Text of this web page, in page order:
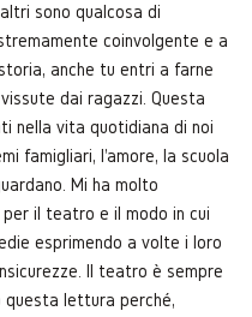
sono qualcosa di
coinvolgente e a
anche tu entri a farne
dai ragazzi. Questa
nella vita quotidiana di noi
famigliari, l'amore, la scuola
Mi ha molto
il teatro e il modo in cui
esprimendo a volte i loro
Il teatro è sempre
questa lettura perché,